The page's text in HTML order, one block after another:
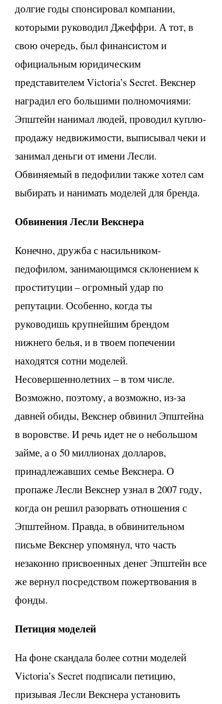
долгие годы спонсировал компании,
которыми руководил Джеффри. А тот, в
свою очередь, был финансистом и
официальным юридическим
представителем Victoria’s Secret. Векснер
наградил его большими полномочиями:
Эпштейн нанимал людей, проводил куплю-
продажу недвижимости, выписывал чеки и
занимал деньги от имени Лесли.
Обвиняемый в педофилии также хотел сам
выбирать и нанимать моделей для бренда.
Обвинения Лесли Векснера
Конечно, дружба с насильником-
педофилом, занимающимся склонением к
проституции – огромный удар по
репутации. Особенно, когда ты
руководишь крупнейшим брендом
нижнего белья, и в твоем попечении
находятся сотни моделей.
Несовершеннолетних – в том числе.
Возможно, поэтому, а возможно, из-за
давней обиды, Векснер обвинил Эпштейна
в воровстве. И речь идет не о небольшом
займе, а о 50 миллионах долларов,
принадлежавших семье Векснера. О
пропаже Лесли Векснер узнал в 2007 году,
когда он решил разорвать отношения с
Эпштейном. Правда, в обвинительном
письме Векснер упомянул, что часть
незаконно присвоенных денег Эпштейн все
же вернул посредством пожертвования в
фонды.
Петиция моделей
На фоне скандала более сотни моделей
Victoria’s Secret подписали петицию,
призывая Лесли Векснера установить